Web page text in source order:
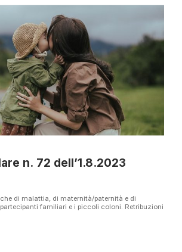
n. 72 dell’1.8.2023
di malattia, di maternità/paternità e di
familiari e i piccoli coloni. Retribuzioni